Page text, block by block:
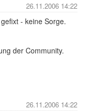
26.11.2006 14:22
- keine Sorge.
der Community.
26.11.2006 14:22